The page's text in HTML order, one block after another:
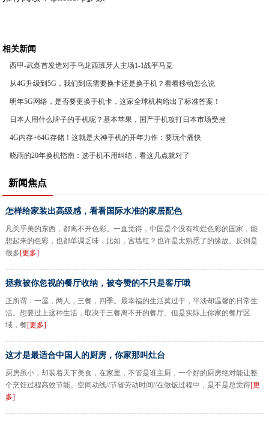
相关新闻
西甲-武磊首发造对手乌龙西班牙人主场1-1战平马竞
从4G升级到5G，我们到底需要换卡还是换手机？看看移动怎么说
明年5G网络，是否要更换手机卡，这家全球机构给出了标准答案！
日本人用什么牌子的手机呢？基本苹果，国产手机攻打日本市场受挫
4G内存+64G存储！这就是大神手机的开年力作：要玩个痛快
晓雨的20年换机指南：选手机不用纠结，看这几点就对了
新闻焦点
怎样给家装出高级感，看看国际水准的家居配色
凡关乎美的东西，都离不开色彩。一直觉得，中国是个没有绚烂色彩的国家，能
想起来的色彩，也都单调乏味，比如，宫墙红？也许是太熟悉了的缘故。反倒是
很多[更多]
拯救被你忽视的餐厅收纳，被夸赞的不只是客厅哦
正所谓：一屋，两人，三餐，四季。最幸福的生活莫过于，平淡却温馨的日常生
活。想要过上这种生活，取决于三餐离不开的餐厅。但是实际上你家的餐厅区
域，餐[更多]
这才是最适合中国人的厨房，你家那叫灶台
厨房虽小，却装着天下美食，在家里，不管是谁主厨，一个好的厨房绝对能让整
个烹饪过程高效节能。空间动线//节省劳动时间//在做饭过程中，是不是总觉得[更
多]